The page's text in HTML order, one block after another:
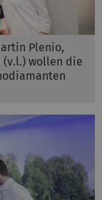
Plenio,
(v.l.) wollen die